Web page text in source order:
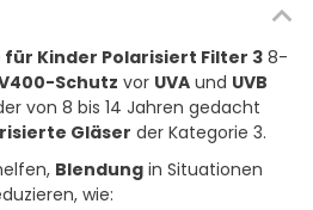
Kinder Polarisiert Filter 3 8-
Schutz vor UVA und UVB
von 8 bis 14 Jahren gedacht
Gläser der Kategorie 3.
Blendung in Situationen
wie: